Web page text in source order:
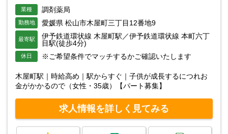
業種 調剤薬局
勤務地 愛媛県 松山市木屋町三丁目12番地9
最寄駅
伊予鉄道環状線 木屋町駅／伊予鉄道環状線 本町六丁
目駅(徒歩4分)
休日 ※ご希望条件でマッチするかご確認いたします
木屋町駅｜時給高め｜駅からすぐ｜子供が成長するにつれお
金がかかるので（女性・35歳）【パート募集】
求人情報を詳しく見てみる